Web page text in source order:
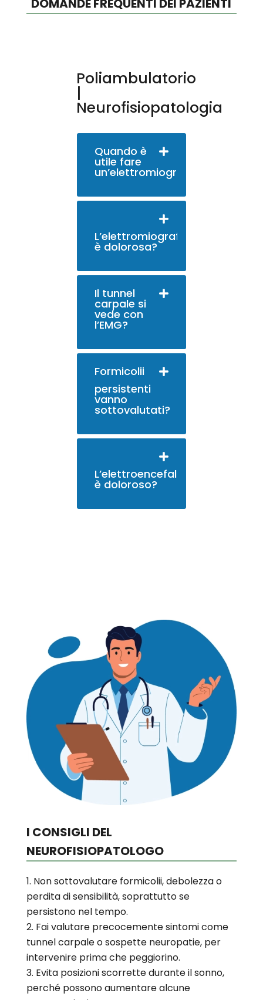
DOMANDE FREQUENTI DEI PAZIENTI
Poliambulatorio
|
Neurofisiopatologia
Quando è
utile fare
un’elettromiografia?
L’elettromiografia
è dolorosa?
Il tunnel
carpale si
vede con
l’EMG?
Formicolii
persistenti
vanno
sottovalutati?
L’elettroencefalogramma
è doloroso?
I CONSIGLI DEL
NEUROFISIOPATOLOGO
Non sottovalutare formicolii, debolezza o
perdita di sensibilità, soprattutto se
persistono nel tempo.
Fai valutare precocemente sintomi come
tunnel carpale o sospette neuropatie, per
intervenire prima che peggiorino.
Evita posizioni scorrette durante il sonno,
perché possono aumentare alcune